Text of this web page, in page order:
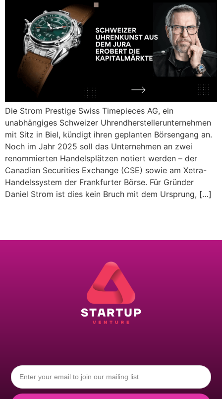
Die Strom Prestige Swiss Timepieces AG, ein
unabhängiges Schweizer Uhrendherstellerunternehmen
mit Sitz in Biel, kündigt ihren geplanten Börsengang an.
Noch im Jahr 2025 soll das Unternehmen an zwei
renommierten Handelsplätzen notiert werden – der
Canadian Securities Exchange (CSE) sowie am Xetra-
Handelssystem der Frankfurter Börse. Für Gründer
Daniel Strom ist dies kein Bruch mit dem Ursprung, […]